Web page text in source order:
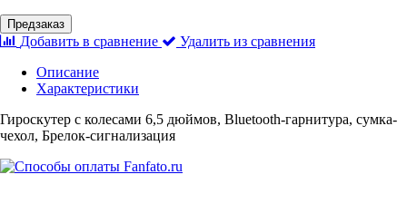
Предзаказ
Добавить в сравнение
Удалить из сравнения
Описание
Характеристики
Гироскутер с колесами 6,5 дюймов, Bluetooth-гарнитура, сумка-
чехол, Брелок-сигнализация